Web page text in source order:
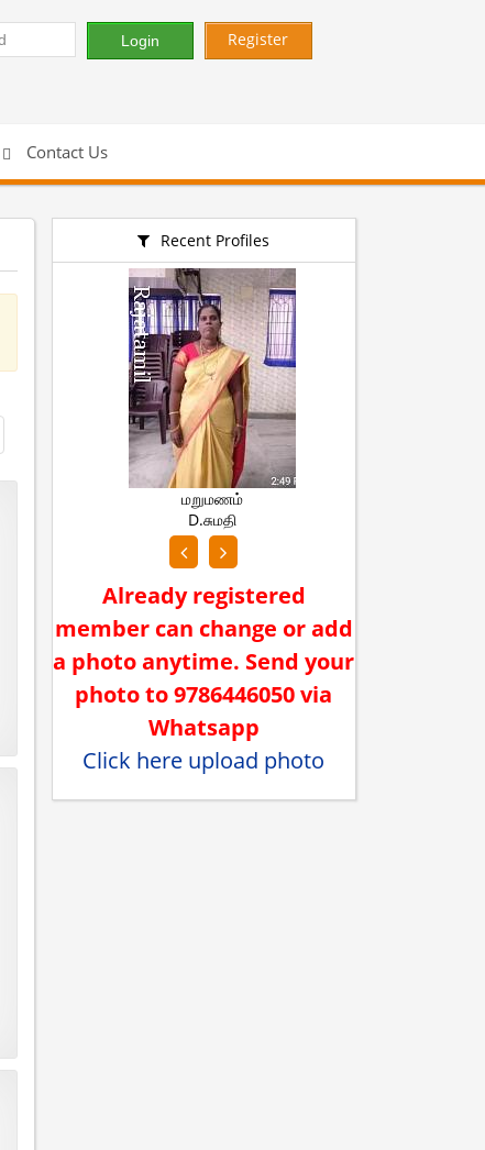
Register
Contact Us
Recent Profiles
மறுமணம்
D.சுமதி
Already registered
member can change or add
a photo anytime. Send your
photo to 9786446050 via
Whatsapp
Click here upload photo